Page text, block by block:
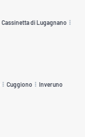
Cassinetta di Lugagnano
Cuggiono Inveruno